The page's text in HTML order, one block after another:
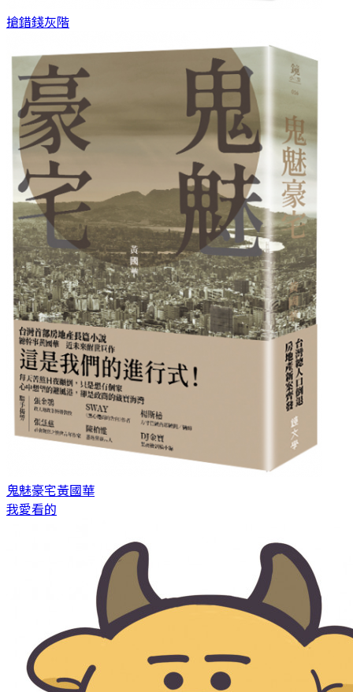
搶錯錢灰階
鬼魅豪宅黃國華
我愛看的